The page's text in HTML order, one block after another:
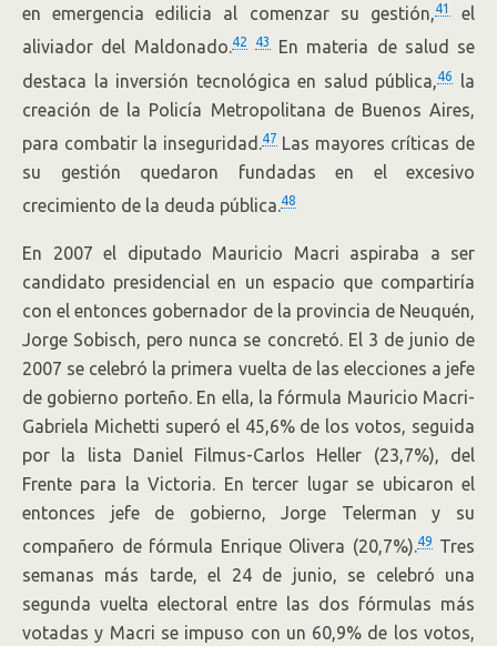
en emergencia edilicia al comenzar su gestión,41 el
aliviador del Maldonado.42 43En materia de salud se
destaca la inversión tecnológica en salud pública,46
la
creación de la Policía Metropolitana de Buenos Aires,
para combatir la inseguridad.47Las mayores críticas de
su gestión quedaron fundadas en el excesivo
crecimiento de la deuda pública.48
En 2007 el diputado Mauricio Macri aspiraba a ser
candidato presidencial en un espacio que compartiría
con el entonces gobernador de la provincia de Neuquén,
Jorge Sobisch, pero nunca se concretó. El 3 de junio de
2007 se celebró la primera vuelta de las elecciones a jefe
de gobierno porteño. En ella, la fórmula Mauricio Macri-
Gabriela Michetti superó el 45,6% de los votos, seguida
por la lista Daniel Filmus-Carlos Heller (23,7%), del
Frente para la Victoria. En tercer lugar se ubicaron el
entonces jefe de gobierno, Jorge Telerman y su
compañero de fórmula Enrique Olivera (20,7%).49Tres
semanas más tarde, el 24 de junio, se celebró una
segunda vuelta electoral entre las dos fórmulas más
votadas y Macri se impuso con un 60,9% de los votos,